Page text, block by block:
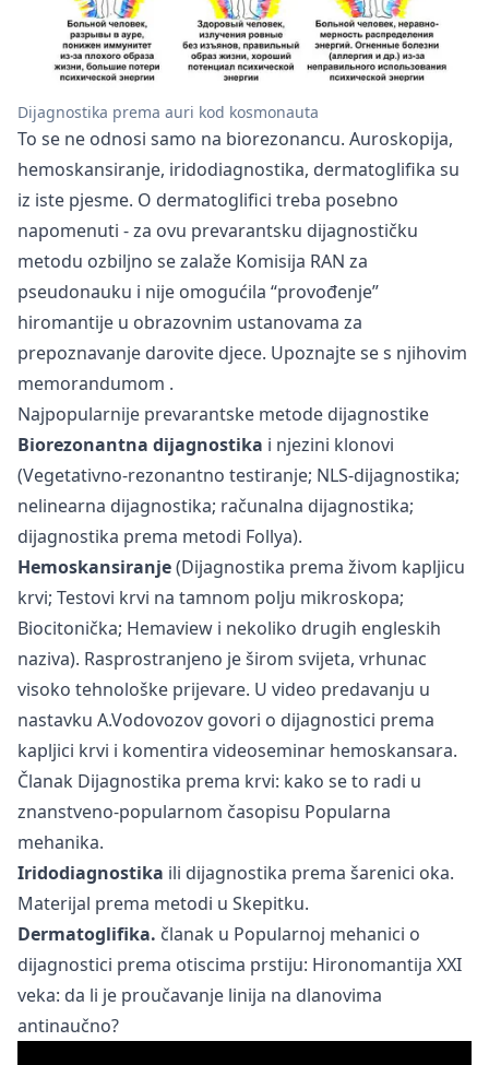
Dijagnostika prema auri kod kosmonauta
To se ne odnosi samo na biorezonancu. Auroskopija,
hemoskansiranje, iridodiagnostika, dermatoglifika su
iz iste pjesme. O dermatoglifici treba posebno
napomenuti - za ovu prevarantsku dijagnostičku
metodu ozbiljno se zalaže Komisija RAN za
pseudonauku i nije omogućila “provođenje”
hiromantije u obrazovnim ustanovama za
prepoznavanje darovite djece. Upoznajte se s njihovim
memorandumom .
Najpopularnije prevarantske metode dijagnostike
Biorezonantna dijagnostika i njezini klonovi
(Vegetativno-rezonantno testiranje; NLS-dijagnostika;
nelinearna dijagnostika; računalna dijagnostika;
dijagnostika prema metodi Follya).
Hemoskansiranje(Dijagnostika prema živom kapljicu
krvi; Testovi krvi na tamnom polju mikroskopa;
Biocitonička; Hemaview i nekoliko drugih engleskih
naziva). Rasprostranjeno je širom svijeta, vrhunac
visoko tehnološke prijevare. U video predavanju u
nastavku A.Vodovozov govori o dijagnostici prema
kapljici krvi i komentira videoseminar hemoskansara.
Članak Dijagnostika prema krvi: kako se to radi u
znanstveno-popularnom časopisu Popularna
mehanika.
Iridodiagnostika ili dijagnostika prema šarenici oka.
Materijal prema metodi u Skepitku.
Dermatoglifika. članak u Popularnoj mehanici o
dijagnostici prema otiscima prstiju: Hironomantija XXI
veka: da li je proučavanje linija na dlanovima
antinaučno?